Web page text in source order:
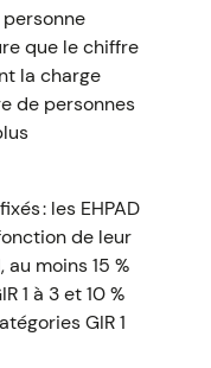
que le chiffre
la charge
de personnes
: les EHPAD
de leur
moins 15 %
1 à 3 et 10 %
GIR 1